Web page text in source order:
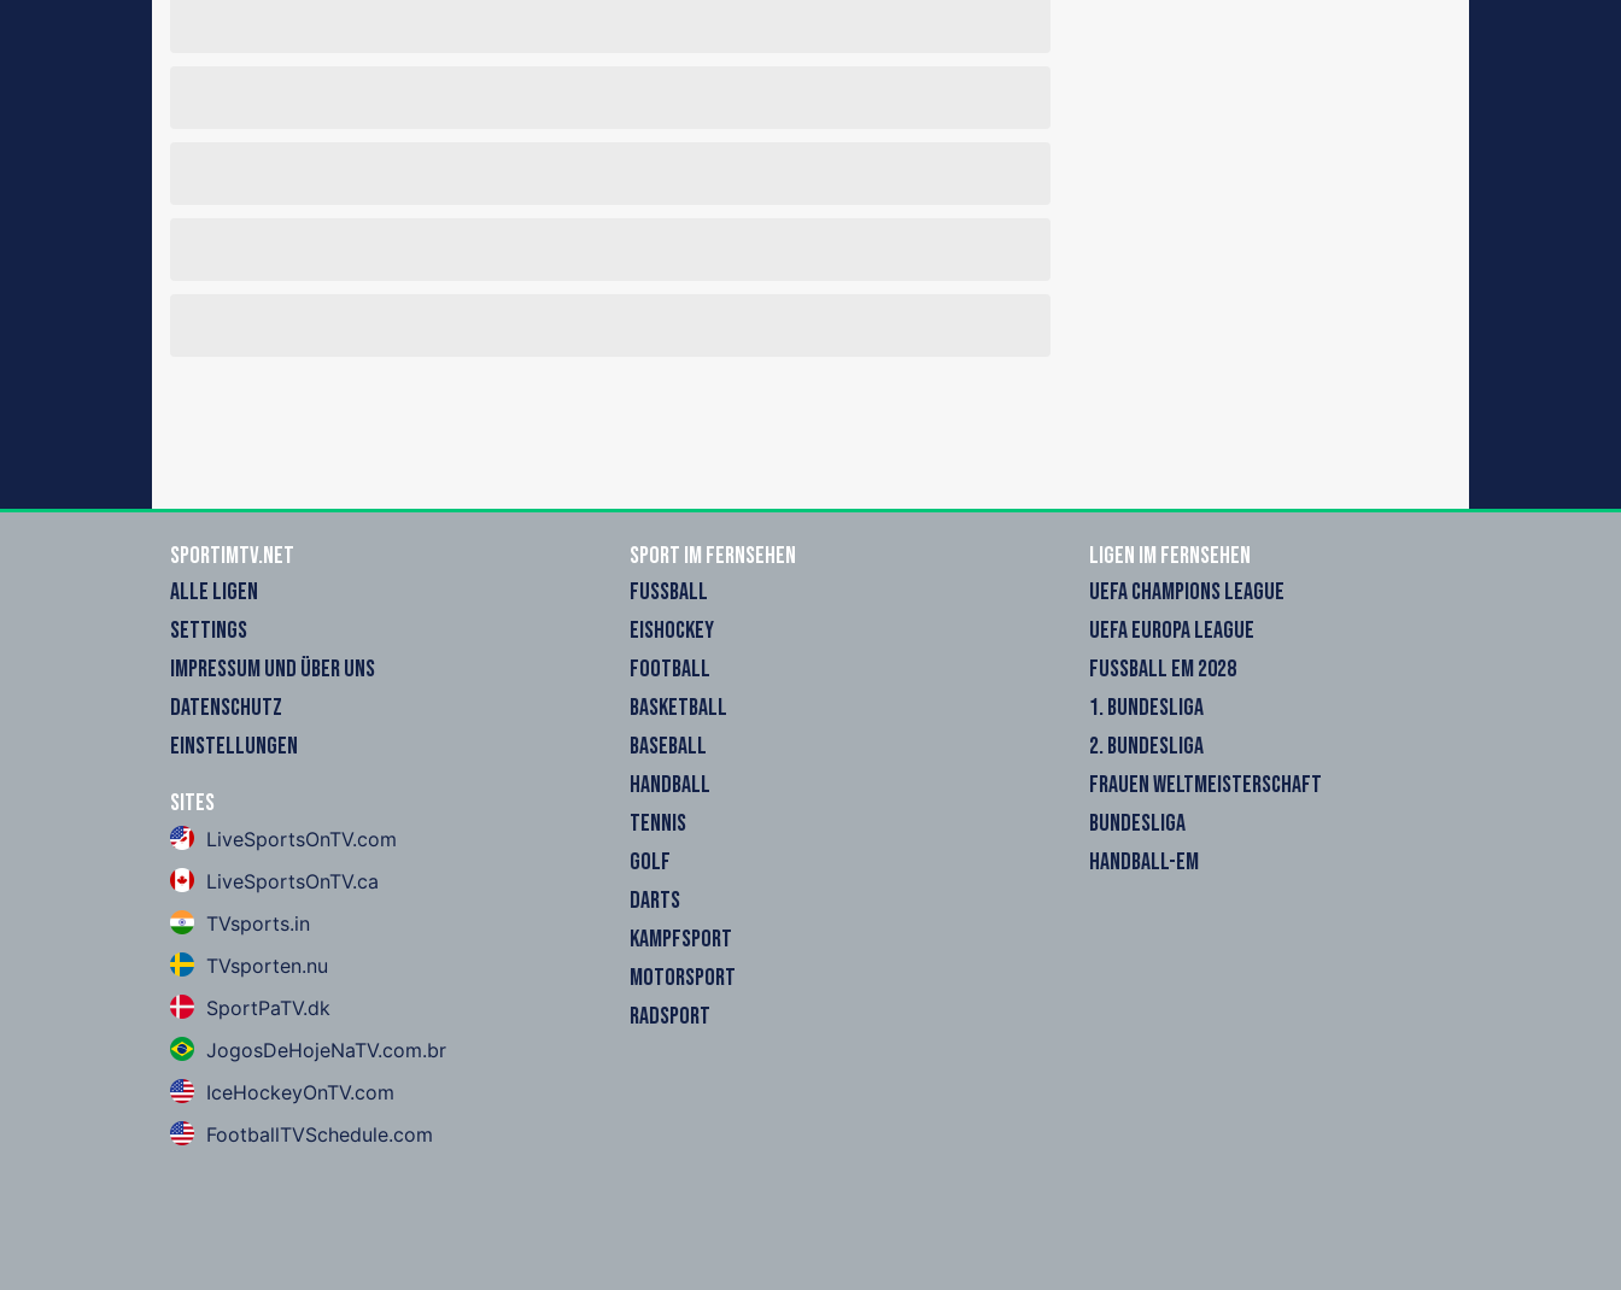
sportimtv.net
ALLE LIGEN
SETTINGS
IMPRESSUM UND ÜBER UNS
DATENSCHUTZ
EINSTELLUNGEN
Sites
LiveSportsOnTV.com
LiveSportsOnTV.ca
TVsports.in
TVsporten.nu
SportPaTV.dk
JogosDeHojeNaTV.com.br
IceHockeyOnTV.com
FootballTVSchedule.com
Sport im Fernsehen
FUSSBALL
EISHOCKEY
FOOTBALL
BASKETBALL
BASEBALL
HANDBALL
TENNIS
GOLF
DARTS
KAMPFSPORT
MOTORSPORT
RADSPORT
Ligen im Fernsehen
UEFA CHAMPIONS LEAGUE
UEFA EUROPA LEAGUE
FUSSBALL EM 2028
1. BUNDESLIGA
2. BUNDESLIGA
FRAUEN WELTMEISTERSCHAFT
BUNDESLIGA
HANDBALL-EM